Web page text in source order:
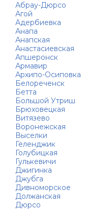
Абрау-Дюрсо
Агой
Адербиевка
Анапа
Анапская
Анастасиевская
Апшеронск
Армавир
Архипо-Осиповка
Белореченск
Бетта
Большой Утриш
Брюховецкая
Витязево
Воронежская
Выселки
Геленджик
Голубицкая
Гулькевичи
Джигинка
Джубга
Дивноморское
Должанская
Дюрсо